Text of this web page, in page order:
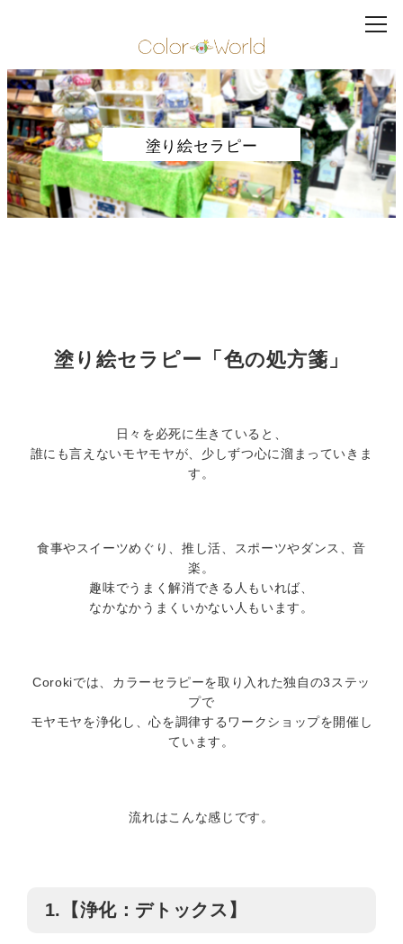
塗り絵セラピー
塗り絵セラピー「色の処方箋」
日々を必死に生きていると、
誰にも言えないモヤモヤが、少しずつ心に溜まっていきま
す。
食事やスイーツめぐり、推し活、スポーツやダンス、音
楽。
趣味でうまく解消できる人もいれば、
なかなかうまくいかない人もいます。
Corokiでは、カラーセラピーを取り入れた独自の3ステッ
プで
モヤモヤを浄化し、心を調律するワークショップを開催し
ています。
流れはこんな感じです。
1.【浄化：デトックス】